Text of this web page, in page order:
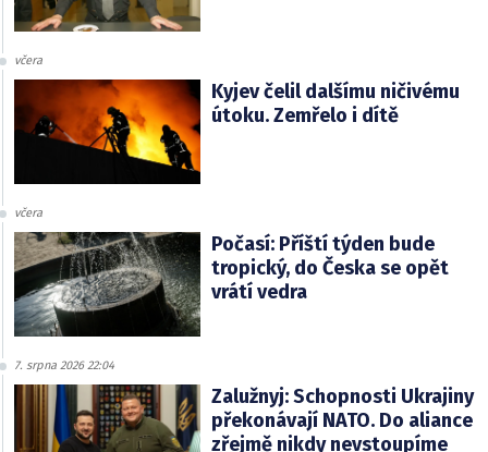
včera
Kyjev čelil dalšímu ničivému
útoku. Zemřelo i dítě
včera
Počasí: Příští týden bude
tropický, do Česka se opět
vrátí vedra
7. srpna 2026 22:04
Zalužnyj: Schopnosti Ukrajiny
překonávají NATO. Do aliance
zřejmě nikdy nevstoupíme